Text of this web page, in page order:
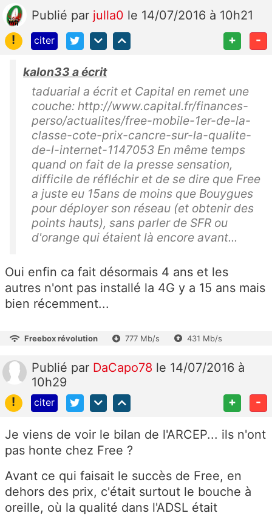
Publié par julla0 le 14/07/2016 à 10h21
!
citer + -
kalon33 a écrit
taduarial a écrit et Capital en remet une
couche: http://www.capital.fr/finances-
perso/actualites/free-mobile-1er-de-la-
classe-cote-prix-cancre-sur-la-qualite-
de-l-internet-1147053 En même temps
quand on fait de la presse sensation,
difficile de réfléchir et de se dire que Free
a juste eu 15ans de moins que Bouygues
pour déployer son réseau (et obtenir des
points hauts), sans parler de SFR ou
d'orange qui étaient là encore avant...
Oui enfin ca fait désormais 4 ans et les
autres n'ont pas installé la 4G y a 15 ans mais
bien récemment...
Freebox révolution 777 Mb/s 431 Mb/s
Publié par DaCapo78 le 14/07/2016 à
10h29
!
citer + -
Je viens de voir le bilan de l'ARCEP... ils n'ont
pas honte chez Free ?
Avant ce qui faisait le succès de Free, en
dehors des prix, c'était surtout le bouche à
oreille, où la qualité dans l'ADSL était